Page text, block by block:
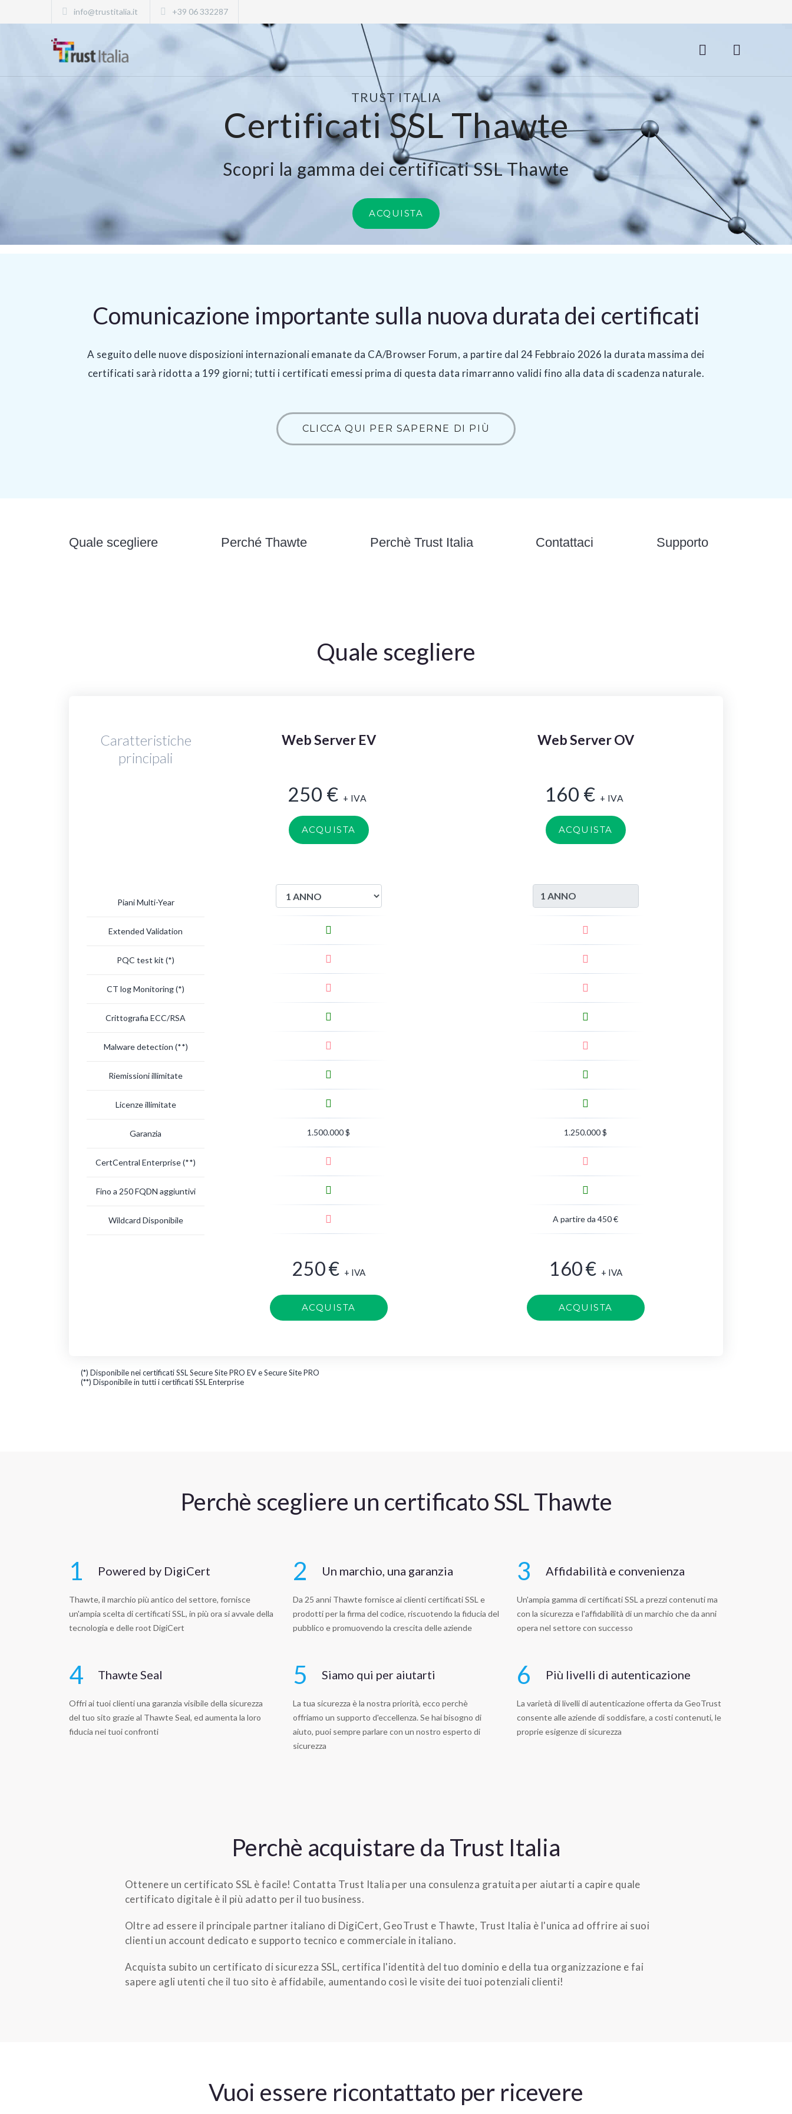
info@trustitalia.it +39 06 332287
TRUST ITALIA
Certificati SSL Thawte
Scopri la gamma dei certificati SSL Thawte
ACQUISTA
Comunicazione importante sulla nuova durata dei certificati
A seguito delle nuove disposizioni internazionali emanate da CA/Browser Forum, a partire dal 24 Febbraio 2026 la durata massima dei
certificati sarà ridotta a 199 giorni; tutti i certificati emessi prima di questa data rimarranno validi fino alla data di scadenza naturale.
CLICCA QUI PER SAPERNE DI PIÙ
Quale scegliere Perché Thawte Perchè Trust Italia Contattaci Supporto
Quale scegliere
Caratteristiche
principali
Piani Multi-Year
Extended Validation
PQC test kit (*)
CT log Monitoring(*)
Crittografia ECC/RSA
Malware detection (**)
Riemissioni illimitate
Licenze illimitate
Garanzia
CertCentral Enterprise(**)
Fino a 250 FQDN aggiuntivi
Wildcard Disponibile
Web Server EV
250 € + IVA
ACQUISTA
1.500.000 $
250€ + IVA
ACQUISTA
Web Server OV
160 € + IVA
ACQUISTA
1.250.000 $
A partire da 450 €
160€ + IVA
ACQUISTA
(*) Disponibile nei certificati SSL Secure Site PRO EV e Secure Site PRO
(**) Disponibile in tutti i certificati SSL Enterprise
Perchè scegliere un certificato SSL Thawte
1 Powered by DigiCert
Thawte, il marchio più antico del settore, fornisce
un'ampia scelta di certificati SSL, in più ora si avvale della
tecnologia e delle root DigiCert
2 Un marchio, una garanzia
Da 25 anni Thawte fornisce ai clienti certificati SSL e
prodotti per la firma del codice, riscuotendo la fiducia del
pubblico e promuovendo la crescita delle aziende
3 Affidabilità e convenienza
Un'ampia gamma di certificati SSL a prezzi contenuti ma
con la sicurezza e l'affidabilità di un marchio che da anni
opera nel settore con successo
4 Thawte Seal
Offri ai tuoi clienti una garanzia visibile della sicurezza
del tuo sito grazie al Thawte Seal, ed aumenta la loro
fiducia nei tuoi confronti
5 Siamo qui per aiutarti
La tua sicurezza è la nostra priorità, ecco perchè
offriamo un supporto d'eccellenza. Se hai bisogno di
aiuto, puoi sempre parlare con un nostro esperto di
sicurezza
6 Più livelli di autenticazione
La varietà di livelli di autenticazione offerta da GeoTrust
consente alle aziende di soddisfare, a costi contenuti, le
proprie esigenze di sicurezza
Perchè acquistare da Trust Italia
Ottenere un certificato SSL è facile! Contatta Trust Italia per una consulenza gratuita per aiutarti a capire quale
certificato digitale è il più adatto per il tuo business.
Oltre ad essere il principale partner italiano di DigiCert, GeoTrust e Thawte, Trust Italia è l'unica ad offrire ai suoi
clienti un account dedicato e supporto tecnico e commerciale in italiano.
Acquista subito un certificato di sicurezza SSL, certifica l'identità del tuo dominio e della tua organizzazione e fai
sapere agli utenti che il tuo sito è affidabile, aumentando così le visite dei tuoi potenziali clienti!
Vuoi essere ricontattato per ricevere